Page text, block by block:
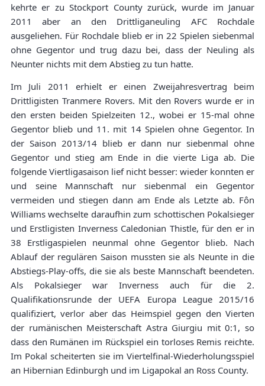
kehrte er zu Stockport County zurück, wurde im Januar
2011 aber an den Drittliganeuling AFC Rochdale
ausgeliehen. Für Rochdale blieb er in 22 Spielen siebenmal
ohne Gegentor und trug dazu bei, dass der Neuling als
Neunter nichts mit dem Abstieg zu tun hatte.
Im Juli 2011 erhielt er einen Zweijahresvertrag beim
Drittligisten Tranmere Rovers. Mit den Rovers wurde er in
den ersten beiden Spielzeiten 12., wobei er 15-mal ohne
Gegentor blieb und 11. mit 14 Spielen ohne Gegentor. In
der Saison 2013/14 blieb er dann nur siebenmal ohne
Gegentor und stieg am Ende in die vierte Liga ab. Die
folgende Viertligasaison lief nicht besser: wieder konnten er
und seine Mannschaft nur siebenmal ein Gegentor
vermeiden und stiegen dann am Ende als Letzte ab. Fôn
Williams wechselte daraufhin zum schottischen Pokalsieger
und Erstligisten Inverness Caledonian Thistle, für den er in
38 Erstligaspielen neunmal ohne Gegentor blieb. Nach
Ablauf der regulären Saison mussten sie als Neunte in die
Abstiegs-Play-offs, die sie als beste Mannschaft beendeten.
Als Pokalsieger war Inverness auch für die 2.
Qualifikationsrunde der UEFA Europa League 2015/16
qualifiziert, verlor aber das Heimspiel gegen den Vierten
der rumänischen Meisterschaft Astra Giurgiu mit 0:1, so
dass den Rumänen im Rückspiel ein torloses Remis reichte.
Im Pokal scheiterten sie im Viertelfinal-Wiederholungsspiel
an Hibernian Edinburgh und im Ligapokal an Ross County.